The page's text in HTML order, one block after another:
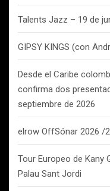
Talents Jazz – 19 de
GIPSY KINGS (con
Desde el Caribe
confirma dos
septiembre de 2026
elrow OffSónar 2026 /
Tour Europeo de Kany
Palau Sant Jordi